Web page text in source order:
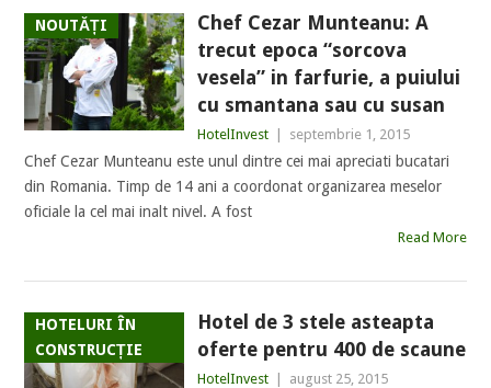
NOUTĂȚI
Chef Cezar Munteanu: A
trecut epoca “sorcova
vesela” in farfurie, a puiului
cu smantana sau cu susan
HotelInvest septembrie 1, 2015
Chef Cezar Munteanu este unul dintre cei mai apreciati bucatari
din Romania. Timp de 14 ani a coordonat organizarea meselor
oficiale la cel mai inalt nivel. A fost
Read More
HOTELURI ÎN
CONSTRUCȚIE
Hotel de 3 stele asteapta
oferte pentru 400 de scaune
HotelInvest august 25, 2015